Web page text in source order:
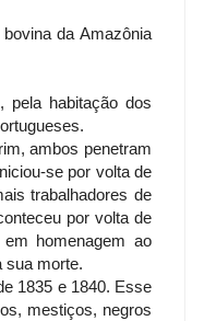
da Amazônia
pela habitação dos
ambos penetram
se por volta de
trabalhadores de
por volta de
homenagem ao
sua morte.
1835 e 1840. Esse
mestiços, negros